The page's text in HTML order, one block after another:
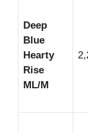
Deep
Blue
Hearty
Rise
ML/M